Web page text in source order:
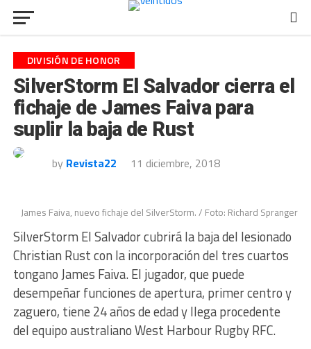
DIVISIÓN DE HONOR
SilverStorm El Salvador cierra el
fichaje de James Faiva para
suplir la baja de Rust
by Revista22 11 diciembre, 2018
James Faiva, nuevo fichaje del SilverStorm. / Foto: Richard Spranger
SilverStorm El Salvador cubrirá la baja del lesionado
Christian Rust con la incorporación del tres cuartos
tongano James Faiva. El jugador, que puede
desempeñar funciones de apertura, primer centro y
zaguero, tiene 24 años de edad y llega procedente
del equipo australiano West Harbour Rugby RFC.